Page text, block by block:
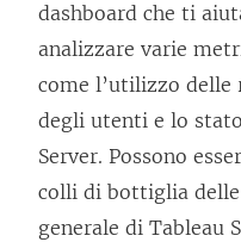
dashboard che ti
analizzare varie
come l’utilizzo delle
degli utenti e lo
Server. Possono
colli di bottiglia
generale di Tableau